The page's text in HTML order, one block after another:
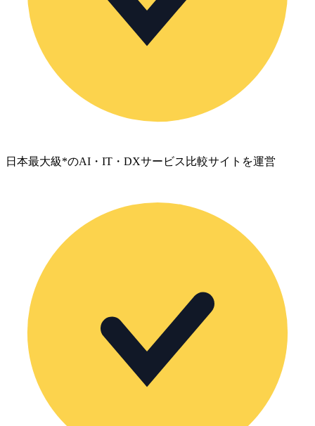
日本最大級*のAI・IT・DXサービス比較サイトを運営